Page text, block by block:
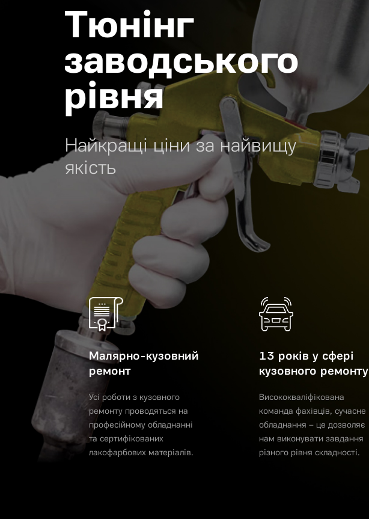
Тюнінг
заводського
рівня
Найкращі ціни за найвищу
якість
Малярно-кузовний
ремонт
Усі роботи з кузовного
ремонту проводяться на
професійному обладнанні
та сертифікованих
лакофарбових матеріалів.
13 років у сфері
кузовного ремонту
Висококваліфікована
команда фахівців, сучасне
обладнання – це дозволяє
нам виконувати завдання
різного рівня складності.